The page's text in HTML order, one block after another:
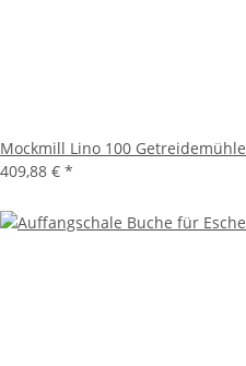
Mockmill Lino 100 Getreidemühle
409,88 € *